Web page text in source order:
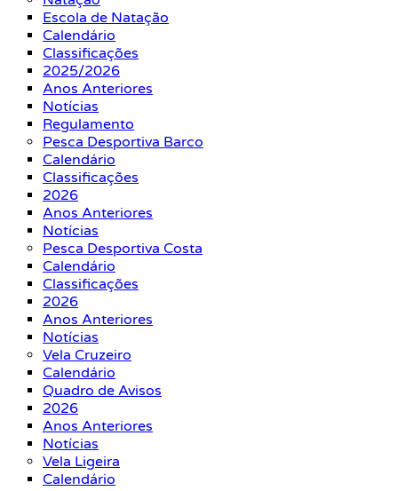
Escola de Natação
Calendário
Classificações
2025/2026
Anos Anteriores
Notícias
Regulamento
Pesca Desportiva Barco
Calendário
Classificações
2026
Anos Anteriores
Notícias
Pesca Desportiva Costa
Calendário
Classificações
2026
Anos Anteriores
Notícias
Vela Cruzeiro
Calendário
Quadro de Avisos
2026
Anos Anteriores
Notícias
Vela Ligeira
Calendário